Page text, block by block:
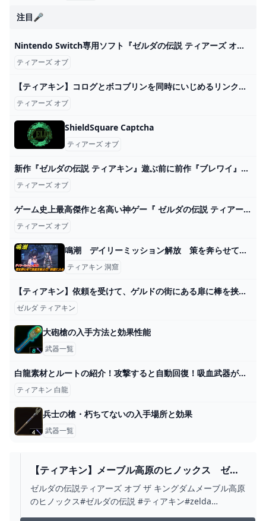
注目🎤
Nintendo Switch専用ソフト『ゼルダの伝説 ティアーズ オブ ザ キングダム』の発売時期に合わせて登場した一番くじの再販売が決定！｜ローソン公式サイト
ティアーズ オブ
【ティアキン】コログとボコブリンを同時にいじめるリンク【ゼルダの伝説 ティアーズ オブ ザ キングダム】 - YouTube
ティアーズ オブ
ShieldSquare Captcha
ティアーズ オブ
新作『ゼルダの伝説 ティアキン』遊ぶ前に前作『ブレワイ』は遊んだ方がいい？【ティアーズ オブ ザ キングダム】 ゲーム・エンタメ最新情報のファミ通.com
ティアーズ オブ
ゲーム史上最高傑作と名高い神ゲー『 ゼルダの伝説 ティアーズ オブ ザ キングダム 』#15 - YouTube
ティアーズ オブ
鳴潮 デイリーミッション解放 策を奔らせて残星を候ふ⑦ 洞窟に入る 第一章：瑝瓏・今州の来訪者 メインストーリー攻略 ＃３５ - ニコニコ動画
ティアキン 洞窟
【ティアキン】依頼を受けて、ゲルドの街にある扉に棒を挟んでみた【ドリカラ】【ゼルダの伝説ティアーズオブザキングダムTotK字幕実況バグ検証】 - YouTube
ゼルダ ティアキン
大砲槍の入手方法と効果性能
武器一覧
白龍素材とルートの紹介！攻撃すると自動回復！吸血武器がヤバいｗ【ゼルダの伝説 ティアキン】【totk】【ゼルダ】 - YouTube
ティアキン 白龍
兵士の槍・朽ちてないの入手場所と効果
武器一覧
【ティアキン】メーブル高原のヒノックス ゼル
ダの伝説ティアーズ オブ ザ キングダム #ゼルダの
伝説 #ティアキン #ZELDA - YOUTUBE
ゼルダの伝説ティアーズ オブ ザ キングダムメーブル高原
のヒノックス#ゼルダの伝説 #ティアキン#zelda